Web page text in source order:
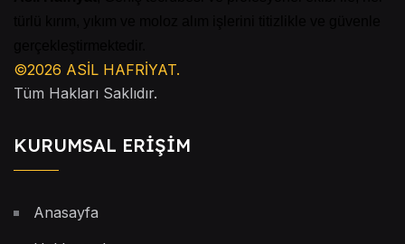
©2026 ASİL HAFRİYAT.
Tüm Hakları Saklıdır.
KURUMSAL ERİŞİM
Anasayfa